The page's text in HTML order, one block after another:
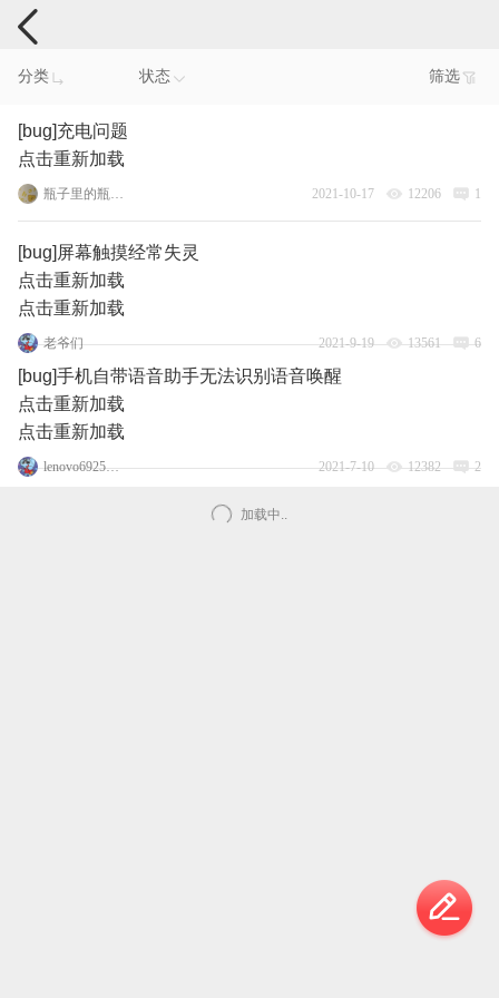
手机反馈
分类 状态 筛选
[bug]充电问题
点击重新加载
瓶子里的瓶瓶瓶 2021-10-17 12206 1
[bug]屏幕触摸经常失灵
点击重新加载
点击重新加载
老爷们 2021-9-19 13561 6
[bug]手机自带语音助手无法识别语音唤醒
点击重新加载
点击重新加载
lenovo69259819 2021-7-10 12382 2
加载中..